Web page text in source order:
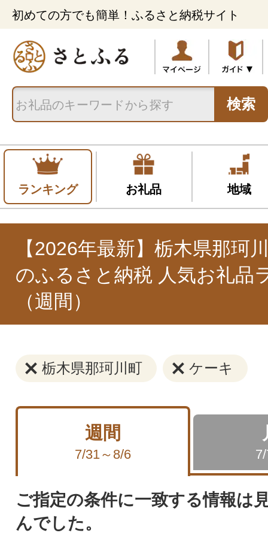
初めての方でも簡単！ふるさと納税サイト
検索
ランキング お礼品 地域
【2026年最新】栃木県那珂
のふるさと納税 人気お礼品
（週間）
栃木県那珂川町 ケーキ
週間
7/31～8/6
ご指定の条件に一致する情報は
んでした。